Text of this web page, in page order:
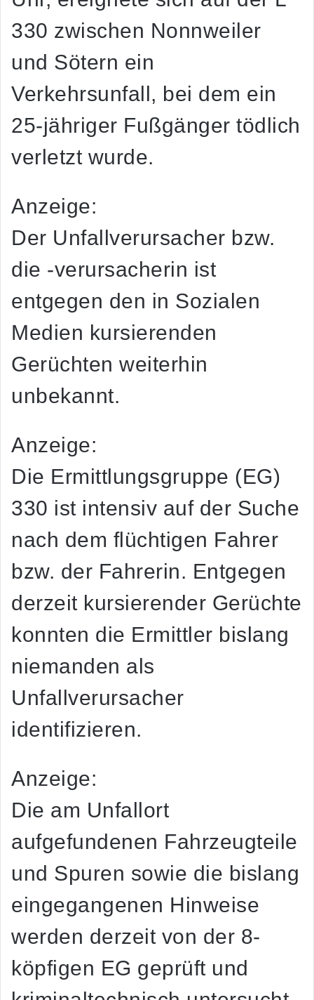
330 zwischen Nonnweiler
und Sötern ein
Verkehrsunfall, bei dem ein
25-jähriger Fußgänger tödlich
verletzt wurde.
Anzeige:
Der Unfallverursacher bzw.
die -verursacherin ist
entgegen den in Sozialen
Medien kursierenden
Gerüchten weiterhin
unbekannt.
Anzeige:
Die Ermittlungsgruppe (EG)
330 ist intensiv auf der Suche
nach dem flüchtigen Fahrer
bzw. der Fahrerin. Entgegen
derzeit kursierender Gerüchte
konnten die Ermittler bislang
niemanden als
Unfallverursacher
identifizieren.
Anzeige:
Die am Unfallort
aufgefundenen Fahrzeugteile
und Spuren sowie die bislang
eingegangenen Hinweise
werden derzeit von der 8-
köpfigen EG geprüft und